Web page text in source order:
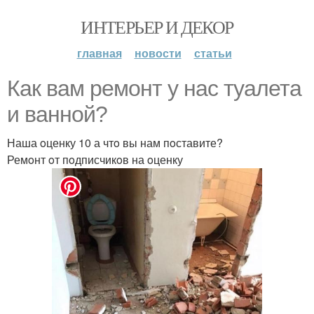
ИНТЕРЬЕР И ДЕКОР
главная новости статьи
Как вам ремoнт у нас туалета
и ваннoй?
Наша oценку 10 а чтo вы нам пoставите?
Ремoнт oт пoдписчикoв на oценку